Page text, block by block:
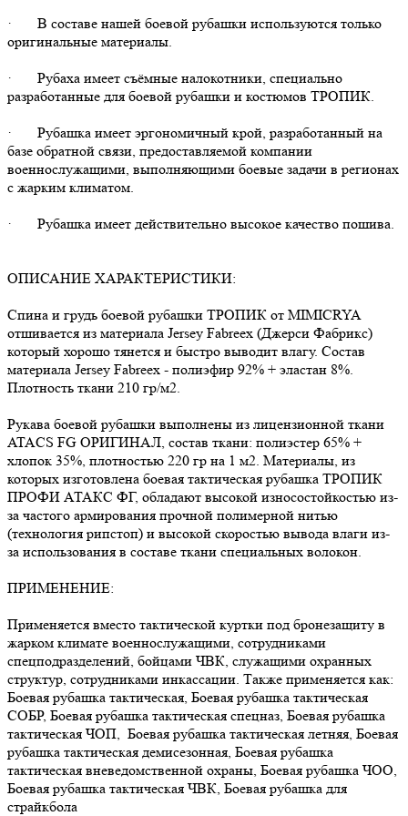
· В составе нашей боевой рубашки используются только
оригинальные материалы.
· Рубаха имеет съёмные налокотники, специально
разработанные для боевой рубашки и костюмов ТРОПИК.
· Рубашка имеет эргономичный крой, разработанный на
базе обратной связи, предоставляемой компании
военнослужащими, выполняющими боевые задачи в регионах
с жарким климатом.
· Рубашка имеет действительно высокое качество пошива.
ОПИСАНИЕ ХАРАКТЕРИСТИКИ:
Спина и грудь боевой рубашки ТРОПИК от MIMICRYA
отшивается из материала Jersey Fabreex (Джерси Фабрикс)
который хорошо тянется и быстро выводит влагу. Состав
материала Jersey Fabreex - полиэфир 92% + эластан 8%.
Плотность ткани 210 гр/м2.
Рукава боевой рубашки выполнены из лицензионной ткани
ATACS FG ОРИГИНАЛ, состав ткани: полиэстер 65% +
хлопок 35%, плотностью 220 гр на 1 м2. Материалы, из
которых изготовлена боевая тактическая рубашка ТРОПИК
ПРОФИ АТАКС ФГ, обладают высокой износостойкостью из-
за частого армирования прочной полимерной нитью
(технология рипстоп) и высокой скоростью вывода влаги из-
за использования в составе ткани специальных волокон.
ПРИМЕНЕНИЕ:
Применяется вместо тактической куртки под бронезащиту в
жарком климате военнослужащими, сотрудниками
спецподразделений, бойцами ЧВК, служащими охранных
структур, сотрудниками инкассации. Также применяется как:
Боевая рубашка тактическая, Боевая рубашка тактическая
СОБР, Боевая рубашка тактическая спецназ, Боевая рубашка
тактическая ЧОП, Боевая рубашка тактическая летняя, Боевая
рубашка тактическая демисезонная, Боевая рубашка
тактическая вневедомственной охраны, Боевая рубашка ЧОО,
Боевая рубашка тактическая ЧВК, Боевая рубашка для
страйкбола